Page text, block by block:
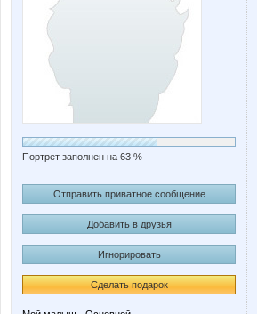
Портрет заполнен на 63 %
Отправить приватное сообщение
Добавить в друзья
Игнорировать
Сделать подарок